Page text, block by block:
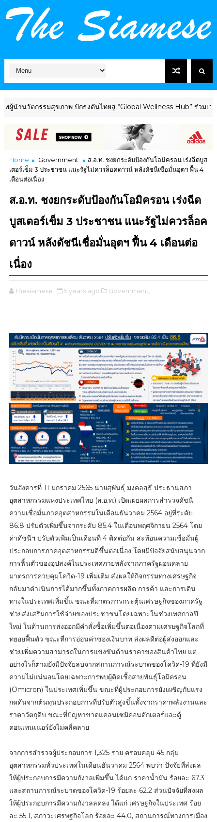
ตกรรมสุขภาพ ปักธงดันไทยสู่ “Global Wellness Hub” ร่วมเวที The
Home Government
ส.อ.ท. ชงยกระดับป้องกันโอมิครอน เร่งฉีดบูส
เตอร์เข็ม 3 ประชาชน แนะรัฐไม่ควรล็อคดาวน์ หลังดัชนีเชื่อมั่นอุตฯ ฟื้น 4
เดือนต่อเนื่อง
ส.อ.ท. ชงยกระดับป้องกันโอมิครอน เร่งฉีด
บูสเตอร์เข็ม 3 ประชาชน แนะรัฐไม่ควรล็อค
ดาวน์ หลังดัชนีเชื่อมั่นอุตฯ ฟื้น 4 เดือนต่อ
เนื่อง
Thesiamese 5 years ago Government,
วันอังคารที่ 11 มกราคม 2565 นายสุพันธุ์ มงคลสุธี ประธานสภา
อุตสาหกรรมแห่งประเทศไทย (ส.อ.ท.) เปิดเผยผลการสำรวจดัชนี
ความเชื่อมั่นภาคอุตสาหกรรมในเดือนธันวาคม 2564 อยู่ที่ระดับ
86.8 ปรับตัวเพิ่มขึ้นจากระดับ 85.4 ในเดือนพฤศจิกายน 2564 โดย
ค่าดัชนีฯ ปรับตัวเพิ่มเป็นเดือนที่ 4 ติดต่อกัน สะท้อนความเชื่อมั่นผู้
ประกอบการภาคอุตสาหกรรมดีขึ้นต่อเนื่อง โดยมีปัจจัยสนับสนุนจาก
การฟื้นตัวของอุปสงค์ในประเทศภายหลังจากภาครัฐผ่อนคลาย
มาตรการควบคุมโควิด-19 เพิ่มเติม ส่งผลให้กิจกรรมทางเศรษฐกิจ
กลับมาดำเนินการได้มากขึ้นทั้งภาคการผลิต การค้า และการเดิน
ทางในประเทศเพิ่มขึ้น ขณะที่มาตรการกระตุ้นเศรษฐกิจของภาครัฐ
ช่วยส่งเสริมการใช้จ่ายของประชาชนโดยเฉพาะในช่วงเทศกาลปี
ใหม่ ในด้านการส่งออกมีคำสั่งซื้อเพิ่มขึ้นต่อเนื่องตามเศรษฐกิจโลกที่
ทยอยฟื้นตัว ขณะที่การอ่อนค่าของเงินบาท ส่งผลดีต่อผู้ส่งออกและ
ช่วยเพิ่มความสามารถในการแข่งขันด้านราคาของสินค้าไทย แต่
อย่างไรก็ตามยังมีปัจจัยลบจากสถานการณ์ระบาดของโควิด-19 ที่ยังมี
ความไม่แน่นอนโดยเฉพาะการพบผู้ติดเชื้อสายพันธุ์โอมิครอน
(Omicron) ในประเทศเพิ่มขึ้น ขณะที่ผู้ประกอบการยังเผชิญกับแรง
กดดันจากต้นทุนประกอบการที่ปรับตัวสูงขึ้นทั้งจากราคาพลังงานและ
ราคาวัตถุดิบ ขณะที่ปัญหาขาดแคลนเซมิคอนดักเตอร์และตู้
คอนเทนเนอร์ยังไม่คลี่คลาย
จากการสำรวจผู้ประกอบการ 1,325 ราย ครอบคลุม 45 กลุ่ม
อุตสาหกรรมทั่วประเทศในเดือนธันวาคม 2564 พบว่า ปัจจัยที่ส่งผล
ให้ผู้ประกอบการมีความกังวลเพิ่มขึ้น ได้แก่ ราคาน้ำมัน ร้อยละ 67.3
และสถานการณ์ระบาดของโควิด-19 ร้อยละ 62.2 ส่วนปัจจัยที่ส่งผล
ให้ผู้ประกอบการมีความกังวลลดลง ได้แก่ เศรษฐกิจในประเทศ ร้อย
ละ 55.1, สภาวะเศรษฐกิจโลก ร้อยละ 44.0, สถานการณ์ทางการเมือง